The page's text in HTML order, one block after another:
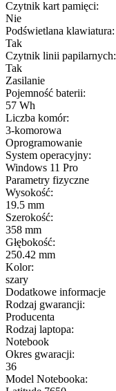
Czytnik kart pamięci:
Nie
Podświetlana klawiatura:
Tak
Czytnik linii papilarnych:
Tak
Zasilanie
Pojemność baterii:
57 Wh
Liczba komór:
3-komorowa
Oprogramowanie
System operacyjny:
Windows 11 Pro
Parametry fizyczne
Wysokość:
19.5 mm
Szerokość:
358 mm
Głębokość:
250.42 mm
Kolor:
szary
Dodatkowe informacje
Rodzaj gwarancji:
Producenta
Rodzaj laptopa:
Notebook
Okres gwaracji:
36
Model Notebooka: